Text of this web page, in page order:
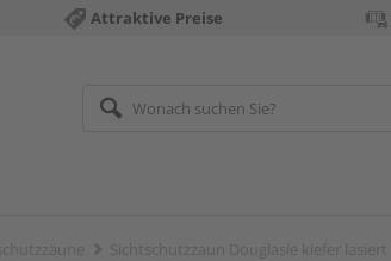
Attraktive Preise